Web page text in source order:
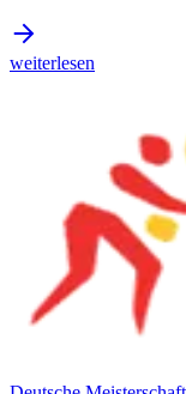
weiterlesen